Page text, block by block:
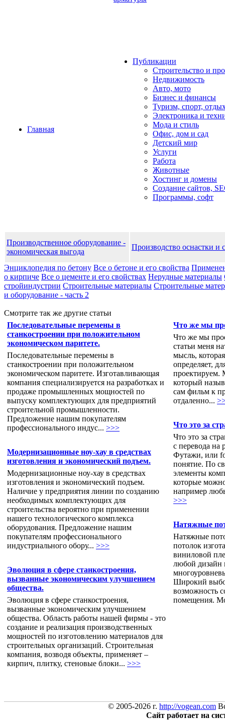
Главная
Публикации
Строительство и
Недвижимость
Авто, мото
Бизнес и финансы
Туризм, спорт,
Электроника и
Мода и стиль
Офис, дом и cад
Детский мир
Услуги
Работа
Животные
Хостинг и домены
Создание сайтов,
Программы, софт
Производственное оборудование -
экономическая выгода
Производство оснастки и
Энциклопедия по бетону Все о бетоне и его свойства
о кирпиче Все о цементе и его свойствах Нерудные материалы
стройиндустрии Строительные материалы Строительные
и оборудование - часть 2
Смотрите так же другие статьи
Последовательные перемены в
станкостроении при положительном
экономическом паритете.
Последовательные перемены в
станкостроении при положительном
экономическом паритете. Изготавливающая
компания специализируется на разработках и
продаже промышленных мощностей по
выпуску комплектующих для предприятий
строительной промышленности.
Предложение нашим покупателям
профессионального индус... >>>
Модернизационные ноу-хау в средствах
изготовления и экономический подъем.
Модернизационные ноу-хау в средствах
изготовления и экономический подъем.
Наличие у предприятия линии по созданию
необходимых комплектующих для
строительства вероятно при применении
нашего технологического комплекса
оборудования. Предложение нашим
покупателям профессионального
индустриального обору... >>>
Эволюция в сфере станкостроения,
вызванные экономическим улучшением
общества.
Эволюция в сфере станкостроения,
вызванные экономическим улучшением
общества. Область работы нашей фирмы - это
создание и реализация производственных
мощностей по изготовлению материалов для
строительных организаций. Строительная
компания, возводя объекты, применяет –
кирпич, плитку, стеновые блоки... >>>
Что же мы
Что же мы
статьи меня
мысль,
определяет,
проектируем.
который
сам фильм к
отдаленно...
Что это за
Что это за
с перевода на
Футажи, или
понятие. По
элементы
которые
например
>>>
Натяжные
Натяжные
потолок
виниловой
любой дизайн
Широкий
возможность
помещения.
© 2005-2026 г. http://vogean.com
Сайт работает на